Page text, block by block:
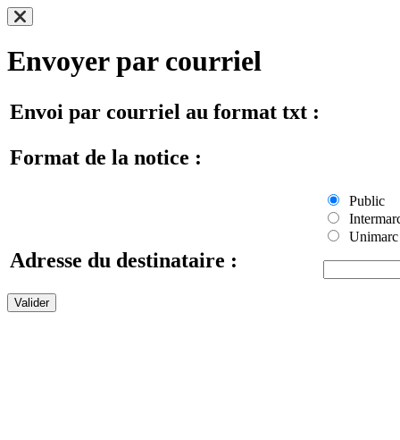
Envoyer par courriel
Envoi par courriel au format txt :
Format de la notice :
Public
Unimarc
Adresse du destinataire :